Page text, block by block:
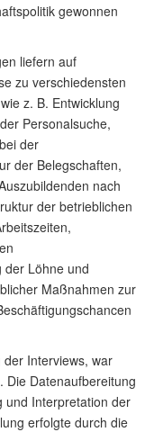
gewonnen
liefern auf
zu verschiedensten
z. B. Entwicklung
Personalsuche,
der
der Belegschaften,
nach
der betrieblichen
der Löhne und
Maßnahmen zur
Interviews, war
Die Datenaufbereitung
und Interpretation der
erfolgte durch die